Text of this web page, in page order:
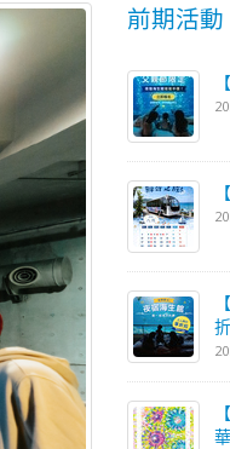
前期活動
華